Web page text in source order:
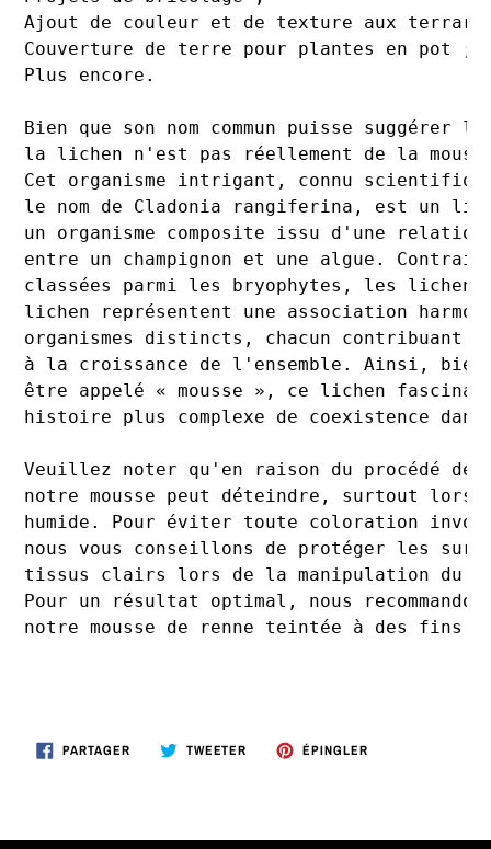
Ajout de couleur et de texture aux
Couverture de terre pour plantes en pot ;
Plus encore.
Bien que son nom commun puisse
la lichen n'est pas réellement de la
Cet organisme intrigant, connu
le nom de Cladonia rangiferina, est un
un organisme composite issu d'une
entre un champignon et une algue.
classées parmi les bryophytes, les lichens
lichen représentent une association
organismes distincts, chacun
à la croissance de l'ensemble. Ainsi,
être appelé « mousse », ce lichen
histoire plus complexe de coexistence
Veuillez noter qu'en raison du procédé
notre mousse peut déteindre, surtout
humide. Pour éviter toute coloration
nous vous conseillons de protéger les
tissus clairs lors de la manipulation du
Pour un résultat optimal, nous
notre mousse de renne teintée à des fins
PARTAGERPARTAGER
SUR
TWEETER TWEETERÉPINGLER